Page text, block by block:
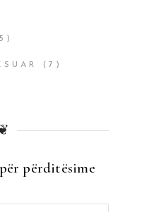
(7)
përditësime